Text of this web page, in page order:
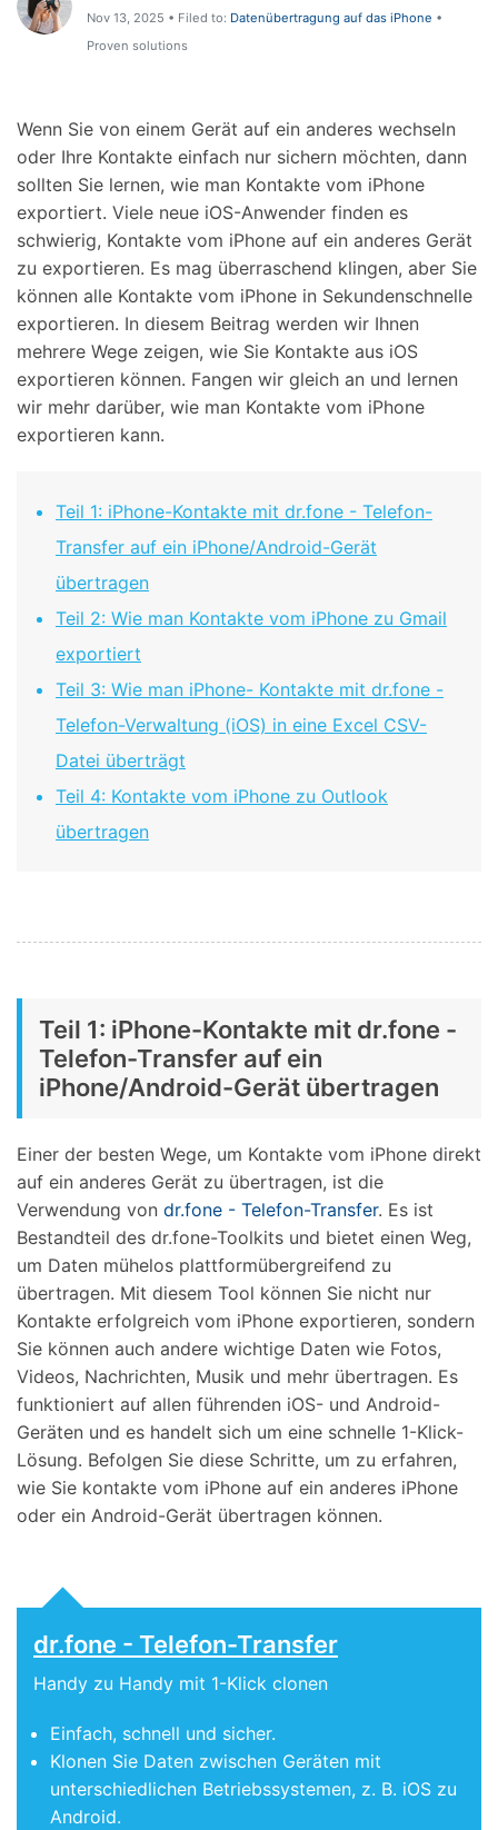
Support
DOWNLOAD Anmelden
Nov 13, 2025 • Filed to: Datenübertragung auf das iPhone •
Proven solutions
Wenn Sie von einem Gerät auf ein anderes wechseln
oder Ihre Kontakte einfach nur sichern möchten, dann
sollten Sie lernen, wie man Kontakte vom iPhone
exportiert. Viele neue iOS-Anwender finden es
schwierig, Kontakte vom iPhone auf ein anderes Gerät
zu exportieren. Es mag überraschend klingen, aber Sie
können alle Kontakte vom iPhone in Sekundenschnelle
exportieren. In diesem Beitrag werden wir Ihnen
mehrere Wege zeigen, wie Sie Kontakte aus iOS
exportieren können. Fangen wir gleich an und lernen
wir mehr darüber, wie man Kontakte vom iPhone
exportieren kann.
Teil 1: iPhone-Kontakte mit dr.fone - Telefon-
Transfer auf ein iPhone/Android-Gerät
übertragen
Teil 2: Wie man Kontakte vom iPhone zu Gmail
exportiert
Teil 3: Wie man iPhone- Kontakte mit dr.fone -
Telefon-Verwaltung (iOS) in eine Excel CSV-
Datei überträgt
Teil 4: Kontakte vom iPhone zu Outlook
übertragen
Teil 1: iPhone-Kontakte mit dr.fone -
Telefon-Transfer auf ein
iPhone/Android-Gerät übertragen
Einer der besten Wege, um Kontakte vom iPhone direkt
auf ein anderes Gerät zu übertragen, ist die
Verwendung von dr.fone - Telefon-Transfer. Es ist
Bestandteil des dr.fone-Toolkits und bietet einen Weg,
um Daten mühelos plattformübergreifend zu
übertragen. Mit diesem Tool können Sie nicht nur
Kontakte erfolgreich vom iPhone exportieren, sondern
Sie können auch andere wichtige Daten wie Fotos,
Videos, Nachrichten, Musik und mehr übertragen. Es
funktioniert auf allen führenden iOS- und Android-
Geräten und es handelt sich um eine schnelle 1-Klick-
Lösung. Befolgen Sie diese Schritte, um zu erfahren,
wie Sie kontakte vom iPhone auf ein anderes iPhone
oder ein Android-Gerät übertragen können.
dr.fone - Telefon-Transfer
Handy zu Handy mit 1-Klick clonen
Einfach, schnell und sicher.
Klonen Sie Daten zwischen Geräten mit
unterschiedlichen Betriebssystemen, z. B. iOS zu
Android.